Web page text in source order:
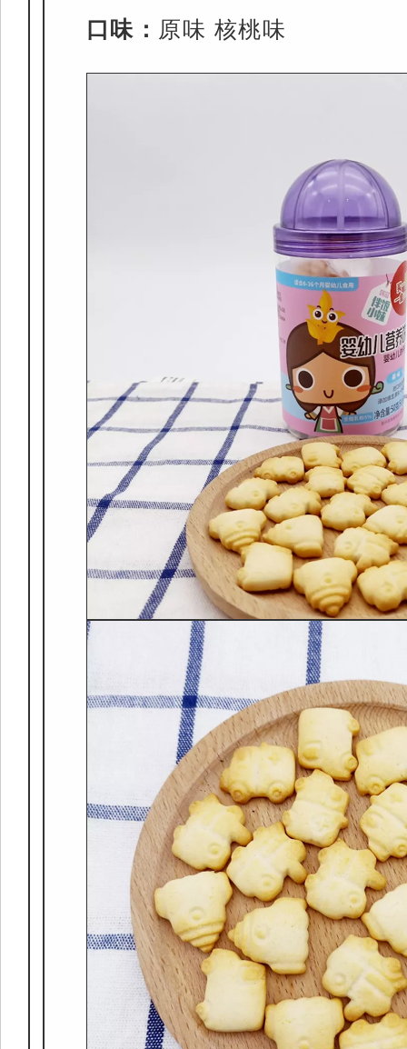
口味： 原味 核桃味